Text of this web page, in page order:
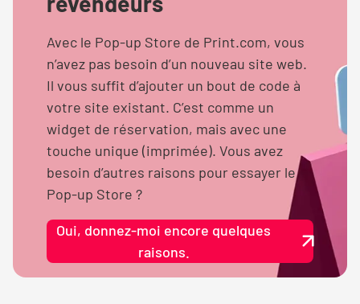
Avec le Pop-up Store de Print.com, vous
n’avez pas besoin d’un nouveau site web.
Il vous suffit d’ajouter un bout de code à
votre site existant. C’est comme un
widget de réservation, mais avec une
touche unique (imprimée). Vous avez
besoin d’autres raisons pour essayer le
Pop-up Store ?
Oui, donnez-moi encore quelques
raisons.